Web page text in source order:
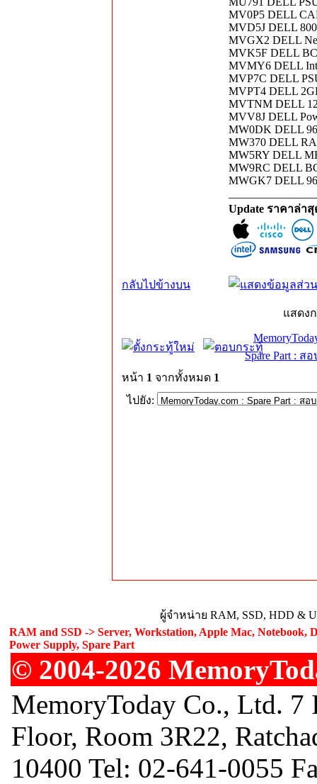
MV0P5 DELL
MVD5J DELL
MVGX2 DELL
MVK5F DELL
MVMY6 DELL
MVP7C DELL
MVPT4 DELL
MVTNM DELL
MVV8J DELL
MW0DK DELL
MW370 DELL
MW5RY DELL
MW9RC DELL
MWGK7 DELL
Update ราคาล่า
กลับไปข้างบน
แสดง
Spare Part : ส
หน้า 1 จากทั้งหมด 1
ไปยัง:
ผู้จำหน่าย RAM, SSD, HDD &
RAM and SSD -> Server, Workstation, Apple Mac, Notebook,
Power Supply, Spare Part
© 2004-2026
MemoryToday Co., Ltd.
Floor, Room 3R22,
10400 Tel: 02-641-0055